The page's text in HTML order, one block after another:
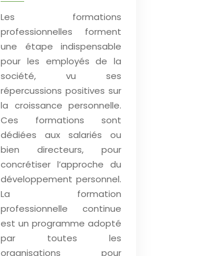
Les formations
professionnelles forment
une étape indispensable
pour les employés de la
société, vu ses
répercussions positives sur
la croissance personnelle.
Ces formations sont
dédiées aux salariés ou
bien directeurs, pour
concrétiser l’approche du
développement personnel.
La formation
professionnelle continue
est un programme adopté
par toutes les
organisations pour